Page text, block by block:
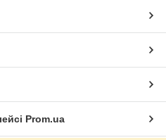
Prom.ua